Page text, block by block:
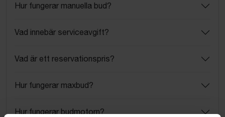
Hur fungerar manuella bud?
Vad innebär serviceavgift?
Vad är ett reservationspris?
Hur fungerar maxbud?
Hur fungerar budmotorn?